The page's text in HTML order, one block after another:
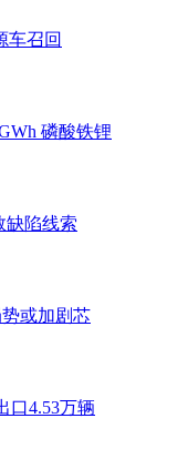
车召回
磷酸铁锂
缺陷线索
势或加剧芯
口4.53万辆